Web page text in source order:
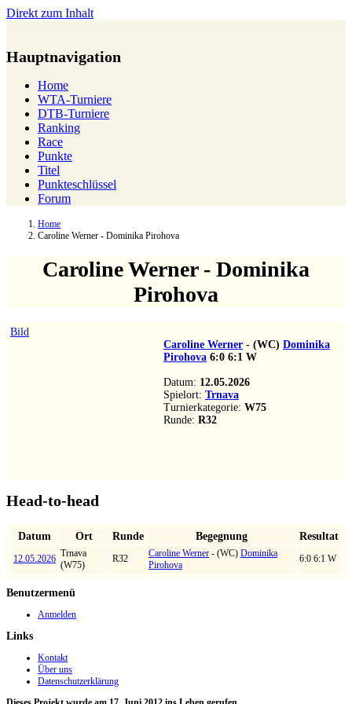
Direkt zum Inhalt
Hauptnavigation
Home
WTA-Turniere
DTB-Turniere
Ranking
Race
Punkte
Titel
Punkteschlüssel
Forum
Home
Caroline Werner - Dominika Pirohova
Caroline Werner - Dominika
Pirohova
Bild
Caroline Werner - (WC) Dominika
Pirohova 6:0 6:1 W
Datum: 12.05.2026
Spielort: Trnava
Turnierkategorie: W75
Runde: R32
Head-to-head
Datum Ort Runde Begegnung Resultat
12.05.2026 Trnava
(W75)
R32 Caroline Werner - (WC) Dominika
Pirohova
6:0 6:1 W
Benutzermenü
Anmelden
Links
Kontakt
Über uns
Datenschutzerklärung